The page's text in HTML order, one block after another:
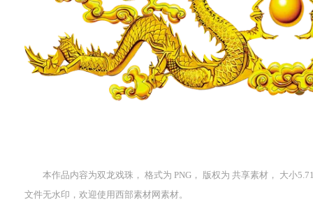
本作品内容为双龙戏珠， 格式为 PNG， 版权为 共享素材， 大小
文件无水印，欢迎使用西部素材网素材。